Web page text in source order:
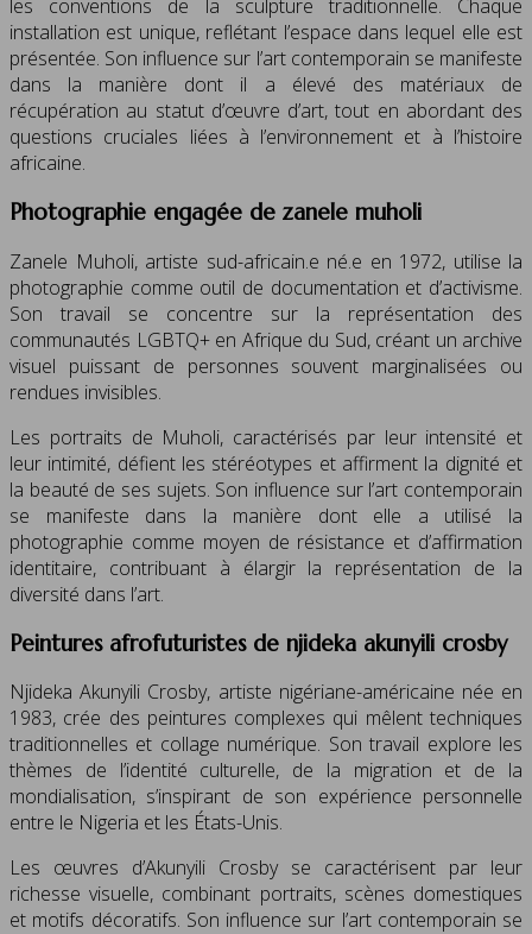
les conventions de la sculpture traditionnelle. Chaque
installation est unique, reflétant l’espace dans lequel elle est
présentée. Son influence sur l’art contemporain se manifeste
dans la manière dont il a élevé des matériaux de
récupération au statut d’œuvre d’art, tout en abordant des
questions cruciales liées à l’environnement et à l’histoire
africaine.
Photographie engagée de zanele muholi
Zanele Muholi, artiste sud-africain.e né.e en 1972, utilise la
photographie comme outil de documentation et d’activisme.
Son travail se concentre sur la représentation des
communautés LGBTQ+ en Afrique du Sud, créant un archive
visuel puissant de personnes souvent marginalisées ou
rendues invisibles.
Les portraits de Muholi, caractérisés par leur intensité et
leur intimité, défient les stéréotypes et affirment la dignité et
la beauté de ses sujets. Son influence sur l’art contemporain
se manifeste dans la manière dont elle a utilisé la
photographie comme moyen de résistance et d’affirmation
identitaire, contribuant à élargir la représentation de la
diversité dans l’art.
Peintures afrofuturistes de njideka akunyili crosby
Njideka Akunyili Crosby, artiste nigériane-américaine née en
1983, crée des peintures complexes qui mêlent techniques
traditionnelles et collage numérique. Son travail explore les
thèmes de l’identité culturelle, de la migration et de la
mondialisation, s’inspirant de son expérience personnelle
entre le Nigeria et les États-Unis.
Les œuvres d’Akunyili Crosby se caractérisent par leur
richesse visuelle, combinant portraits, scènes domestiques
et motifs décoratifs. Son influence sur l’art contemporain se